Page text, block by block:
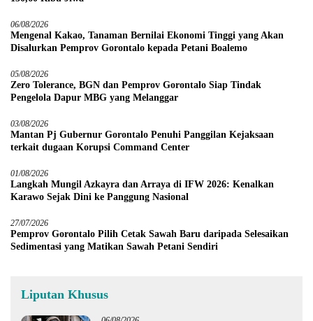
06/08/2026
Mengenal Kakao, Tanaman Bernilai Ekonomi Tinggi yang Akan
Disalurkan Pemprov Gorontalo kepada Petani Boalemo
05/08/2026
Zero Tolerance, BGN dan Pemprov Gorontalo Siap Tindak
Pengelola Dapur MBG yang Melanggar
03/08/2026
Mantan Pj Gubernur Gorontalo Penuhi Panggilan Kejaksaan
terkait dugaan Korupsi Command Center
01/08/2026
Langkah Mungil Azkayra dan Arraya di IFW 2026: Kenalkan
Karawo Sejak Dini ke Panggung Nasional
27/07/2026
Pemprov Gorontalo Pilih Cetak Sawah Baru daripada Selesaikan
Sedimentasi yang Matikan Sawah Petani Sendiri
Liputan Khusus